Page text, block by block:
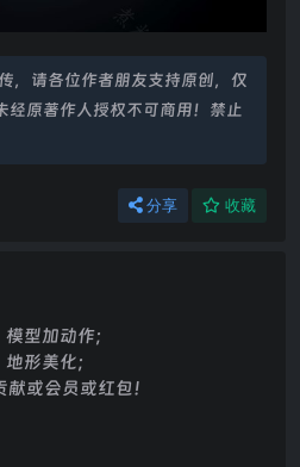
，请各位作者朋友支持原创，仅
经原著作人授权不可商用！禁止
分享 收藏
型加动作；
形美化；
或会员或红包！